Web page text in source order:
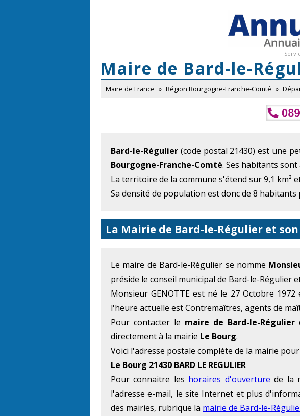
Maire de Bard-le-
Maire de France » Région Bourgogne-Franche-Comté »
Bard-le-Régulier (code postal 21430) est une
Bourgogne-Franche-Comté. Ses habitants
La territoire de la commune s'étend sur 9,1 km²
Sa densité de population est donc de 8 habitants
La Mairie de Bard-le-Régulier et
Le maire de Bard-le-Régulier se nomme
préside le conseil municipal de Bard-le-Régulier
Monsieur GENOTTE est né le 27 Octobre
l'heure actuelle est Contremaîtres, agents de
Pour contacter le maire de Bard-le-Régulier
directement à la mairie Le Bourg.
Voici l'adresse postale complète de la mairie
Le Bourg 21430 BARD LE REGULIER
Pour connaitre les horaires d'ouverture de la
l'adresse e-mail, le site Internet et plus
des mairies, rubrique la mairie de Bard-le-